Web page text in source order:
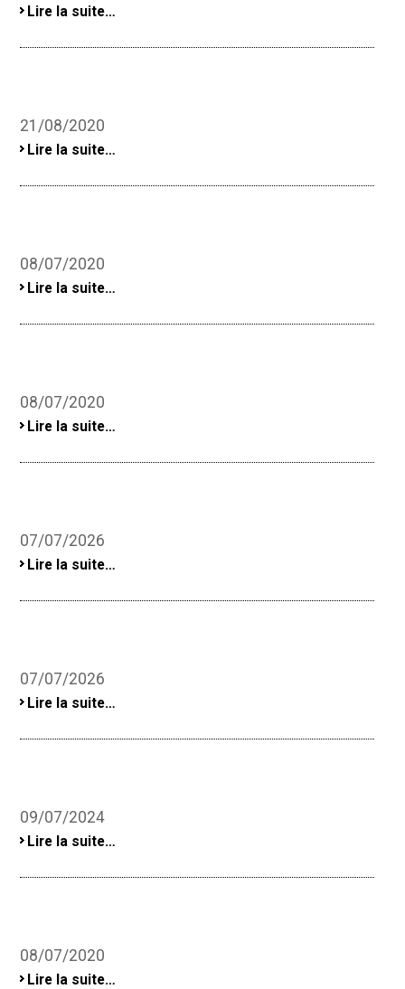
-Lire la suite…
21/08/2020
-Lire la suite…
08/07/2020
-Lire la suite…
08/07/2020
-Lire la suite…
07/07/2026
-Lire la suite…
07/07/2026
-Lire la suite…
09/07/2024
-Lire la suite…
08/07/2020
-Lire la suite…